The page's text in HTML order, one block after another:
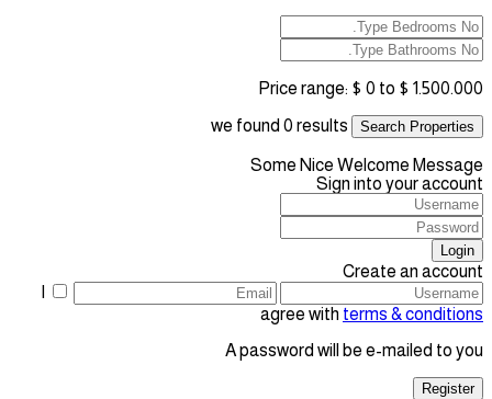
Price range: $ 0 to $ 1.500.000
Search Properties
we found 0 results
Some Nice Welcome Message
Sign into your account
Login
Create an account
agree with terms & conditions
A password will be e-mailed to you
Register